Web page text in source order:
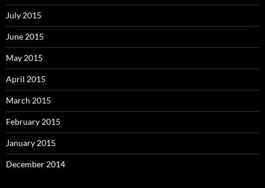
July 2015
June 2015
May 2015
April 2015
March 2015
February 2015
January 2015
December 2014